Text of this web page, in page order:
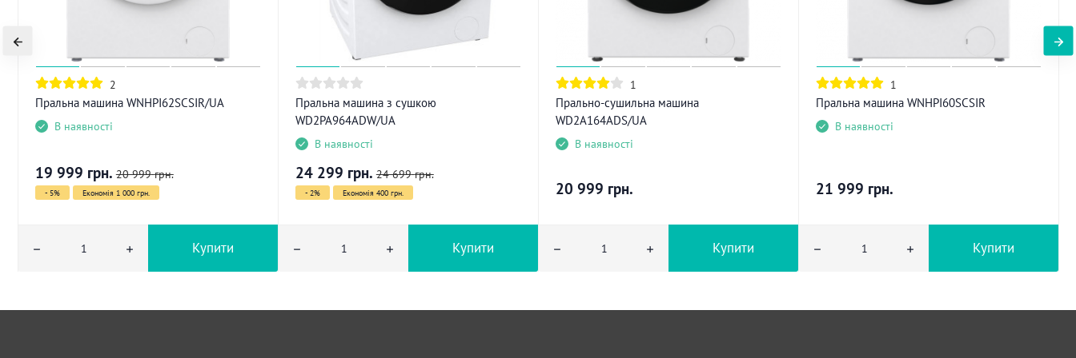
2
Пральна машина WNHPI62SCSIR/UA
В наявності
19 999 грн. 20 999 грн.
- 5% Економія 1 000 грн.
Купити
Пральна машина з сушкою
WD2PA964ADW/UA
В наявності
24 299 грн. 24 699 грн.
- 2% Економія 400 грн.
Купити
1
Прально-сушильна машина
WD2A164ADS/UA
В наявності
20 999 грн.
Купити
1
Пральна машина WNHPI60SCSIR
В наявності
21 999 грн.
Купити